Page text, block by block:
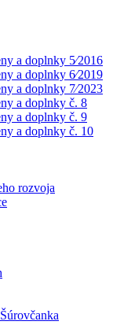
a doplnky 5⁄2016
a doplnky 6⁄2019
a doplnky 7⁄2023
a doplnky č. 8
a doplnky č. 9
a doplnky č. 10
rozvoja